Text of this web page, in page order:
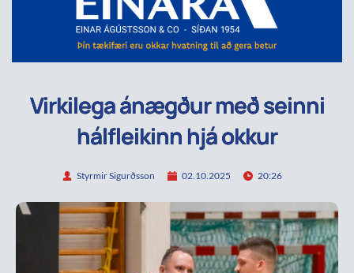
Virkilega ánægður með seinni
hálfleikinn hjá okkur
Styrmir Sigurðsson 02.10.2025 20:26